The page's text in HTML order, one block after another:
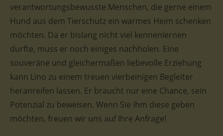
verantwortungsbewusste Menschen, die gerne einem
Hund aus dem Tierschutz ein warmes Heim schenken
möchten. Da er bislang nicht viel kennenlernen
durfte, muss er noch einiges nachholen. Eine
souveräne und gleichermaßen liebevolle Erziehung
kann Lino zu einem treuen vierbeinigen Begleiter
heranreifen lassen. Er braucht nur eine Chance, sein
Potenzial zu beweisen. Wenn Sie ihm diese geben
möchten, freuen wir uns auf Ihre Anfrage!